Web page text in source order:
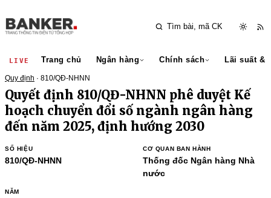
LIVE Trang chủ Ngân hàng Chính sách Lãi suất &
Quy định · 810/QĐ-NHNN
Quyết định 810/QĐ-NHNN phê duyệt Kế
hoạch chuyển đổi số ngành ngân hàng
đến năm 2025, định hướng 2030
SỐ HIỆU
810/QĐ-NHNN
CƠ QUAN BAN HÀNH
Thống đốc Ngân hàng Nhà
nước
NĂM